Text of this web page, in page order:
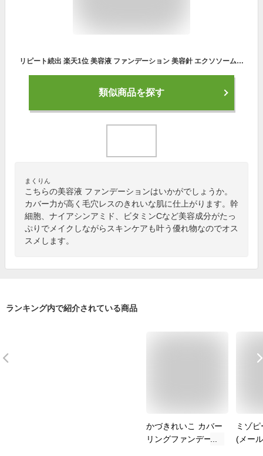
リピート続出 楽天1位 美容液 ファンデーション 美容針 エクソソーム ｜ スピキュール リキッドファンデ【CMY ファンデーション(33g) SPF30/PA++ 全2色】ヒト幹細胞 ナイアシンアミド ビタミンC 化粧下地 UVカット 日やけ止め ツヤ肌 カバー力 40代 50代 60代 韓国コスメ
類似商品を探す
まくりん
こちらの美容液 ファンデーションはいかがでしょうか。
カバー力が高く毛穴レスのきれいな肌に仕上がります。幹
細胞、ナイアシンアミド、ビタミンCなど美容成分がたっ
ぷりでメイクしながらスキンケアも叶う優れ物なのでオス
スメします。
ランキング内で紹介されている商品
かづきれいこ カバー
リングファンデーシ
ミゾ
(メー